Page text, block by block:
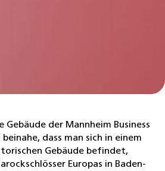
der Mannheim Business
dass man sich in einem
Gebäude befindet,
Europas in Baden-